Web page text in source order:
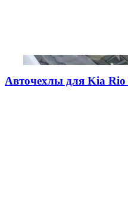
Авточехлы для Kia